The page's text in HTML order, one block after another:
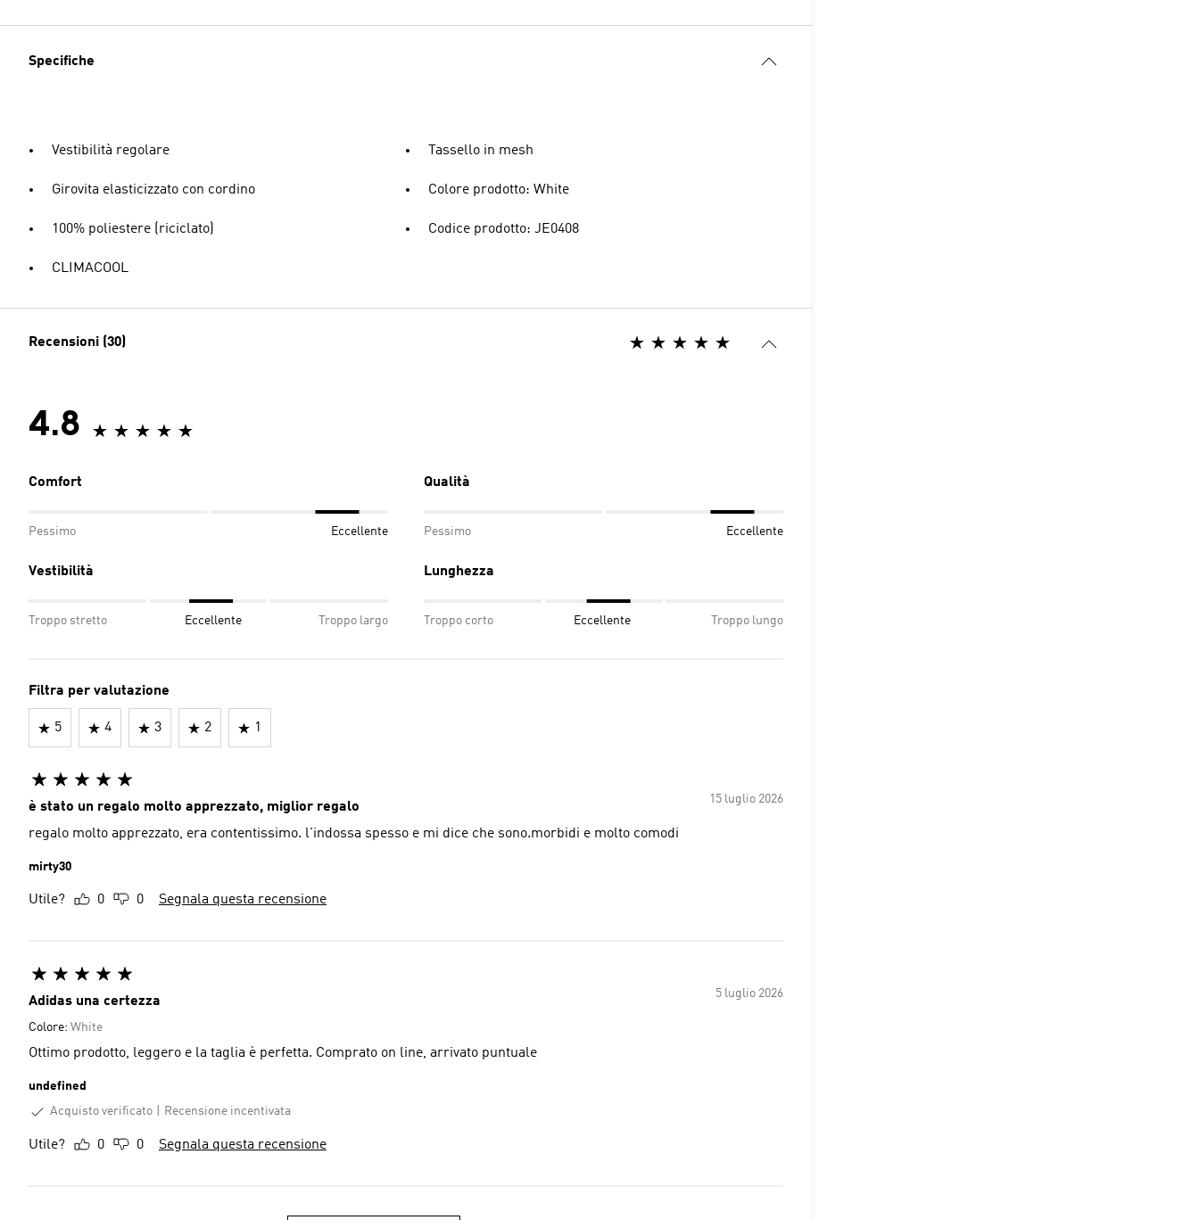
Specifiche
Vestibilità regolare
Girovita elasticizzato con cordino
100% poliestere (riciclato)
CLIMACOOL
Tassello in mesh
Colore prodotto: White
Codice prodotto: JE0408
Recensioni (30)
4.8
Comfort
Pessimo Eccellente
Qualità
Pessimo Eccellente
Vestibilità
Troppo stretto Eccellente Troppo largo
Lunghezza
Troppo corto Eccellente Troppo lungo
Filtra per valutazione
5 4 3 2 1
15 luglio 2026
è stato un regalo molto apprezzato, miglior regalo
regalo molto apprezzato, era contentissimo. l'indossa spesso e mi dice che sono.morbidi e molto comodi
mirty30
Utile? 0 0 Segnala questa recensione
5 luglio 2026
Adidas una certezza
Colore: White
Ottimo prodotto, leggero e la taglia è perfetta. Comprato on line, arrivato puntuale
undefined
Acquisto verificato
Recensione incentivata
Utile? 0 0 Segnala questa recensione